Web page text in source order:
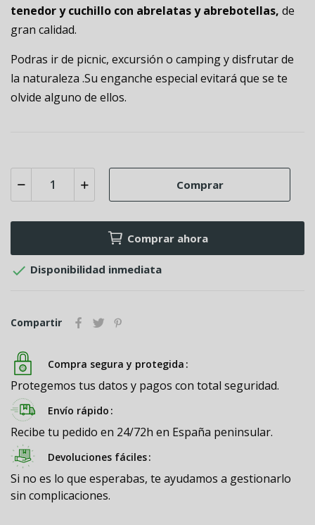
tenedor y cuchillo con abrelatas y abrebotellas, de
gran calidad.
Podras ir de picnic, excursión o camping y disfrutar de
la naturaleza .Su enganche especial evitará que se te
olvide alguno de ellos.
Comprar
Comprar ahora
 Disponibilidad inmediata
Compartir
Compra segura y protegida
Protegemos tus datos y pagos con total seguridad.
Envío rápido
Recibe tu pedido en 24/72h en España peninsular.
Devoluciones fáciles
Si no es lo que esperabas, te ayudamos a gestionarlo
sin complicaciones.